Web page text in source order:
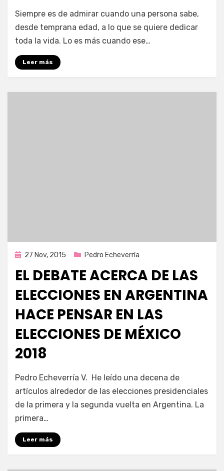
Siempre es de admirar cuando una persona sabe,
desde temprana edad, a lo que se quiere dedicar
toda la vida. Lo es más cuando ese…
Leer más
Publicada
27 Nov, 2015 Pedro Echeverría
EL DEBATE ACERCA DE LAS
ELECCIONES EN ARGENTINA
HACE PENSAR EN LAS
ELECCIONES DE MÉXICO
2018
por Enrique
Pedro Echeverría V. He leído una decena de
artículos alrededor de las elecciones presidenciales
de la primera y la segunda vuelta en Argentina. La
primera…
Leer más